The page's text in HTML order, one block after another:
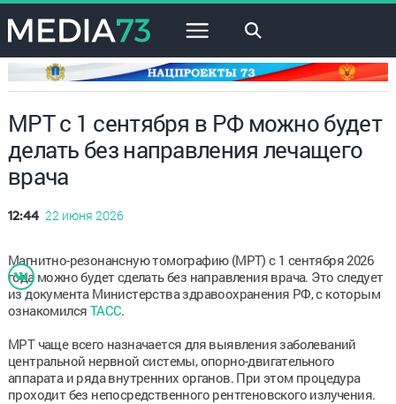
×
МРТ с 1 сентября в РФ можно будет
делать без направления лечащего
врача
12:44 22 июня 2026
Магнитно-резонансную томографию (МРТ) с 1 сентября 2026
года можно будет сделать без направления врача. Это следует
из документа Министерства здравоохранения РФ, с которым
ознакомился ТАСС.
МРТ чаще всего назначается для выявления заболеваний
центральной нервной системы, опорно-двигательного
аппарата и ряда внутренних органов. При этом процедура
проходит без непосредственного рентгеновского излучения.